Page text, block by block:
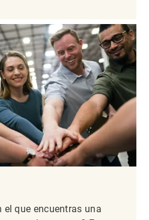
el que encuentras una